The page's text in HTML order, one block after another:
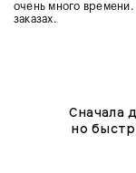
очень много времени.
заказах.
Сначала
но